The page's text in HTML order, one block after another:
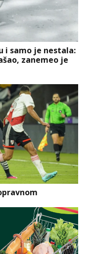
i samo je nestala:
zanemeo je